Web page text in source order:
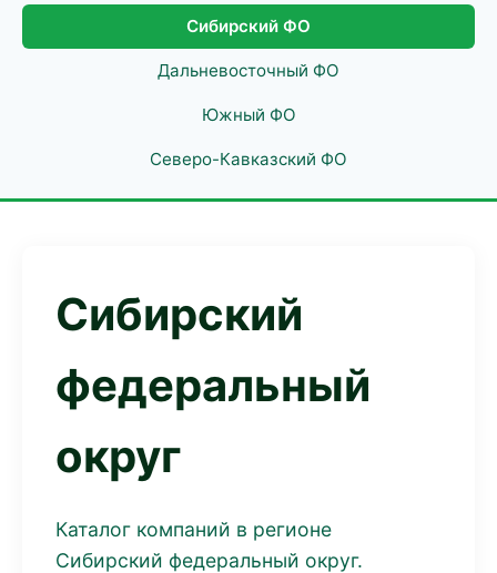
Сибирский ФО
Дальневосточный ФО
Южный ФО
Северо-Кавказский ФО
Сибирский
федеральный
округ
Каталог компаний в регионе
Сибирский федеральный округ.